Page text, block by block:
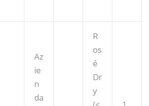
Az
ie
n
da
R
os
é
Dr
y